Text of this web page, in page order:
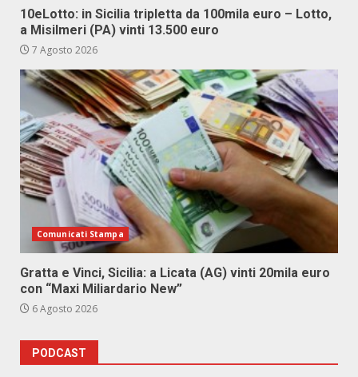
10eLotto: in Sicilia tripletta da 100mila euro – Lotto,
a Misilmeri (PA) vinti 13.500 euro
7 Agosto 2026
Comunicati Stampa
Gratta e Vinci, Sicilia: a Licata (AG) vinti 20mila euro
con “Maxi Miliardario New”
6 Agosto 2026
PODCAST